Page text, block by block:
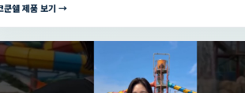
쿤쉘 제품 보기 →